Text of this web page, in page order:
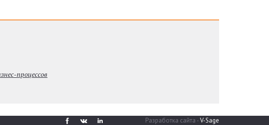
процессов
Разработка сайта -V-Sage